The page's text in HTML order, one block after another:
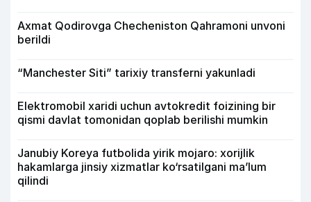
Axmat Qodirovga Checheniston Qahramoni unvoni
berildi
“Manchester Siti” tarixiy transferni yakunladi
Elektromobil xaridi uchun avtokredit foizining bir
qismi davlat tomonidan qoplab berilishi mumkin
Janubiy Koreya futbolida yirik mojaro: xorijlik
hakamlarga jinsiy xizmatlar ko‘rsatilgani ma’lum
qilindi